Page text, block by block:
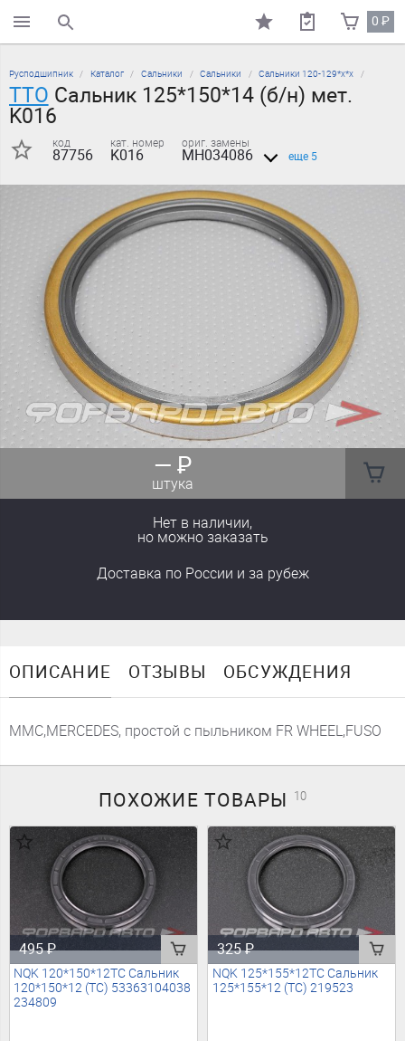
поиск по каталогу 0₽
Русподшипник Каталог Сальники Сальники Сальники 120-129*х*х
TTO Сальник 125*150*14 (б/н) мет.
K016
код
87756
кат. номер
K016
ориг. замены
MH034086 еще 5
— ₽
штука
Нет в наличии,
но можно заказать
Доставка по России и за рубеж
ОПИСАНИЕ ОТЗЫВЫ ОБСУЖДЕНИЯ
MMC,MERCEDES, простой с пыльником FR WHEEL,FUSO
ПОХОЖИЕТОВАРЫ 10
495₽
NQK 120*150*12TC Сальник
120*150*12 (TC) 53363104038
234809
325₽
NQK 125*155*12TC Сальник
125*155*12 (TC) 219523